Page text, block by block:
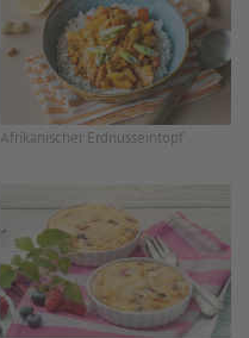
Afrikanischer Erdnusseintopf